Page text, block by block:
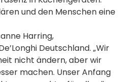
und den Menschen eine
Harring,
Deutschland. „Wir
nicht ändern, aber wir
machen. Unser Anfang